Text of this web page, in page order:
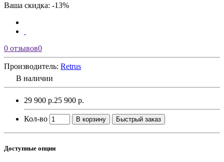
Ваша скидка: -13%
0 отзывов0
Производитель: Retrus
В наличии
29 900 р.25 900 р.
Кол-во В корзину Быстрый заказ
Доступные опции